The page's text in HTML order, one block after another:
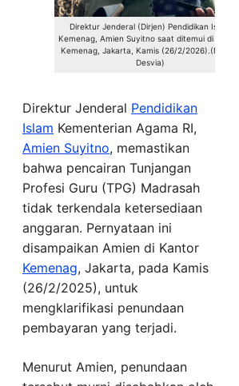
Direktur Jenderal (Dirjen) Pendidikan Islam
Kemenag, Amien Suyitno saat ditemui di Kantor
Kemenag, Jakarta, Kamis (26/2/2026).(Norma
Desvia)
Direktur Jenderal Pendidikan
Islam Kementerian Agama RI,
Amien Suyitno, memastikan
bahwa pencairan Tunjangan
Profesi Guru (TPG) Madrasah
tidak terkendala ketersediaan
anggaran. Pernyataan ini
disampaikan Amien di Kantor
Kemenag, Jakarta, pada Kamis
(26/2/2025), untuk
mengklarifikasi penundaan
pembayaran yang terjadi.
Menurut Amien, penundaan